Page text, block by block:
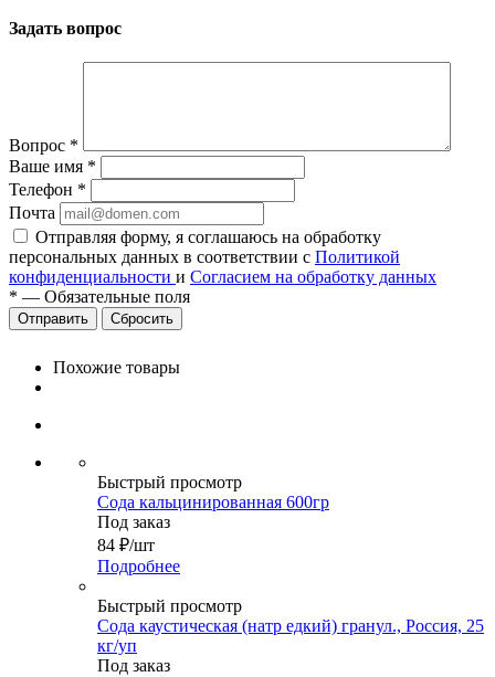
Задать вопрос
Вопрос *
Ваше имя *
Телефон *
Почта
Отправляя форму, я соглашаюсь на обработку
персональных данных в соответствии с Политикой
конфиденциальности и Согласием на обработку данных
* — Обязательные поля
Сбросить
Похожие товары
Быстрый просмотр
Сода кальцинированная 600гр
Под заказ
84 ₽/шт
Подробнее
Быстрый просмотр
Сода каустическая (натр едкий) гранул., Россия, 25
кг/уп
Под заказ